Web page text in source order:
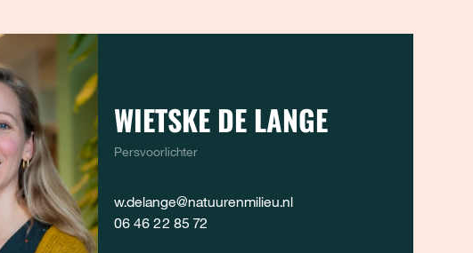
WIETSKE DE LANGE
Persvoorlichter
w.delange@natuurenmilieu.nl
06 46 22 85 72